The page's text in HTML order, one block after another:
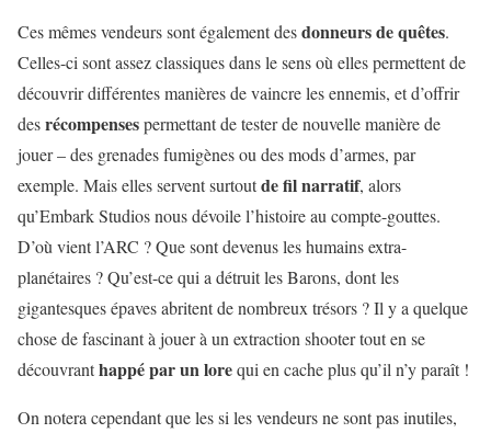
Ces mêmes vendeurs sont également desdonneurs de quêtes.
Celles-ci sont assez classiques dans le sens où elles permettent de
découvrir différentes manières de vaincre les ennemis, et d’offrir
desrécompensespermettant de tester de nouvelle manière de
jouer – des grenades fumigènes ou des mods d’armes, par
exemple. Mais elles servent surtoutde fil narratif, alors
qu’Embark Studios nous dévoile l’histoire au compte-gouttes.
D’où vient l’ARC ? Que sont devenus les humains extra-
planétaires ? Qu’est-ce qui a détruit les Barons, dont les
gigantesques épaves abritent de nombreux trésors ? Il y a quelque
chose de fascinant à jouer à un extraction shooter tout en se
découvranthappé par un lorequi en cache plus qu’il n’y paraît !
On notera cependant que les si les vendeurs ne sont pas inutiles,